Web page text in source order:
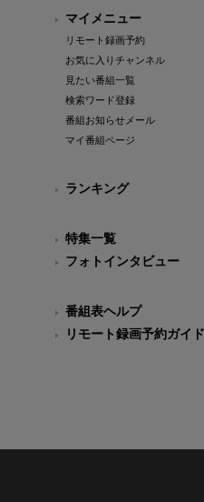
マイメニュー
リモート録画予約
お気に入りチャンネル
見たい番組一覧
検索ワード登録
番組お知らせメール
マイ番組ページ
ランキング
特集一覧
フォトインタビュー
番組表ヘルプ
リモート録画予約ガイド